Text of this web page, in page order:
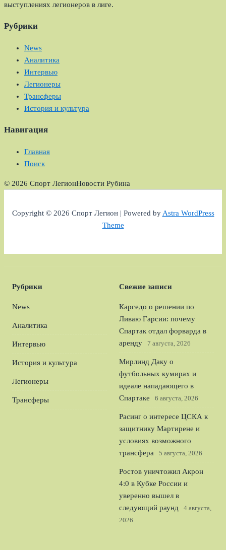
выступлениях легионеров в лиге.
Рубрики
News
Аналитика
Интервью
Легионеры
Трансферы
История и культура
Навигация
Главная
Поиск
© 2026 Спорт ЛегионНовости Рубина
Copyright © 2026 Спорт Легион | Powered byAstra WordPress
Theme
Рубрики
News
Аналитика
Интервью
История и культура
Легионеры
Трансферы
Свежие записи
Карседо о решении по
Ливаю Гарсии: почему
Спартак отдал форварда в
аренду
7 августа, 2026
Мирлинд Даку о
футбольных кумирах и
идеале нападающего в
Спартаке
6 августа, 2026
Расинг о интересе ЦСКА к
защитнику Мартирене и
условиях возможного
трансфера
5 августа, 2026
Ростов уничтожил Акрон
4:0 в Кубке России и
уверенно вышел в
следующий раунд
4 августа,
2026